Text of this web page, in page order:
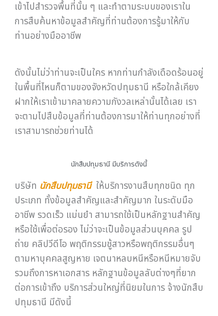
เข้าไปสำรวจพื้นที่นั้น ๆ และทำตามระบบของเราใน
การสืบค้นหาข้อมูลสำคัญที่ท่านต้องการรู้มาให้กับ
ท่านอย่างมืออาชีพ
ดังนั้นไม่ว่าท่านจะเป็นใคร หากท่านกำลังเดือดร้อนอยู่
ในพื้นที่ไหนก็ตามของจังหวัดปทุมธานี หรือใกล้เคียง
ฝากให้เราเข้ามาคลายความกังวลเหล่านั้นได้เลย เรา
จะตามไปสืบข้อมูลที่ท่านต้องการมาให้ท่านทุกอย่างที่
เราสามารถช่วยท่านได้
นักสืบปทุมธานี มีบริการดังนี้
บริษัท นักสืบปทุมธานีให้บริการงานสืบทุกชนิด ทุก
ประเภท ทั้งข้อมูลสำคัญและสำคัญมาก ในระดับมือ
อาชีพ รวดเร็ว แม่นยำ สามารถใช้เป็นหลักฐานสำคัญ
หรือใช้เพื่อต่อรอง ไม่ว่าจะเป็นข้อมูลส่วนบุคคล รูป
ถ่าย คลิปวีดีโอ พฤติกรรมชู้สาวหรือพฤติกรรมอื่นๆ
ตามหาบุคคลสูญหาย เจตนาหลบหนีหรือหนีหมายจับ
รวมถึงการหาเอกสาร หลักฐานข้อมูลลับต่างๆที่ยาก
ต่อการเข้าถึง บริการส่วนใหญ่ที่นิยมในการ จ้างนักสืบ
ปทุมธานี มีดังนี้